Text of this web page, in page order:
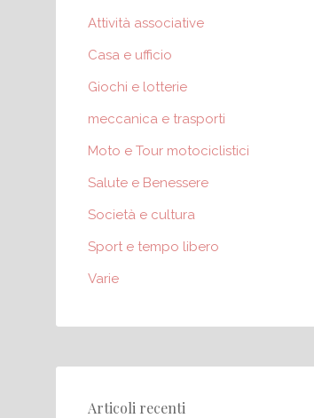
Attività associative
Casa e ufficio
Giochi e lotterie
meccanica e trasporti
Moto e Tour motociclistici
Salute e Benessere
Società e cultura
Sport e tempo libero
Varie
Articoli recenti